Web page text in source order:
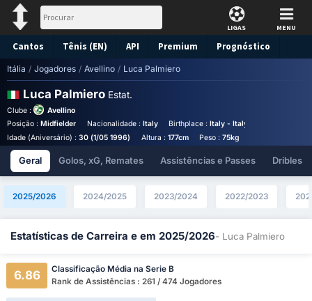
LIGAS MENU
Cantos Tênis (EN) API Premium Prognóstico
Itália / Jogadores / Avellino / Luca Palmiero
Luca Palmiero Estat.
Clube :
Avellino
Posição : Midfielder Nacionalidade : Italy Birthplace :Italy - Italy
Idade (Aniversário) : 30 (1/05 1996) Altura : 177cm Peso :75kg
Geral Golos, xG, Remates Assistências e Passes Dribles
2025/2026 2024/2025 2023/2024 2022/2023
Estatísticas de Carreira e em 2025/2026- Luca Palmiero
6.86
Classificação Média na Serie B
Rank de Assistências : 261 / 474 Jogadores